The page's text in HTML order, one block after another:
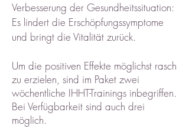
Verbesserung der Gesundheitssituation:
Es lindert die Erschöpfungssymptome
und bringt die Vitalität zurück.
Um die positiven Effekte möglichst rasch
zu erzielen, sind im Paket zwei
wöchentliche IHHT-Trainings inbegriffen.
Bei Verfügbarkeit sind auch drei
möglich.